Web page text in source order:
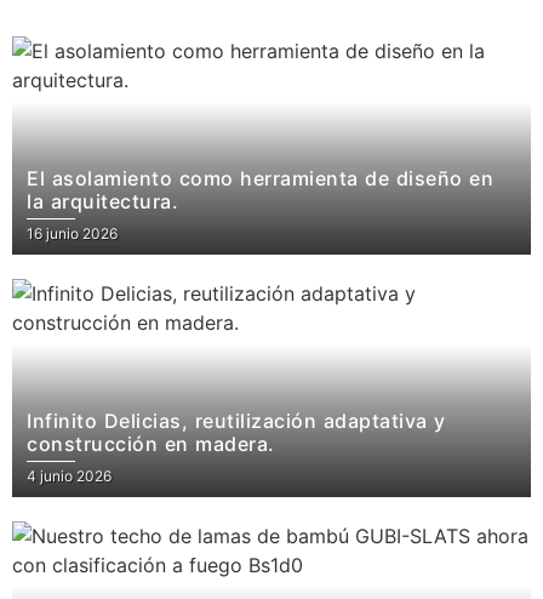
El asolamiento como herramienta de diseño en
la arquitectura.
16 junio 2026
Infinito Delicias, reutilización adaptativa y
construcción en madera.
4 junio 2026